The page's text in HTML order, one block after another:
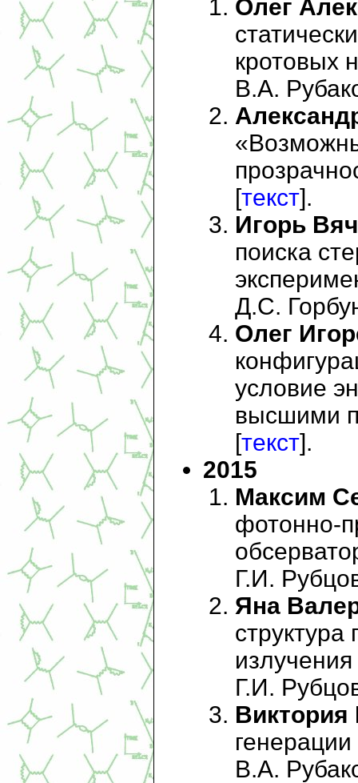
Олег
кротовых
В.А.
[текст].
Игорь
поиска
Д.С.
Олег
условие
высшими
[текст].
2015
Максим
фотонно-
Г.И.
Яна
структура
Г.И.
Виктория
В.А.